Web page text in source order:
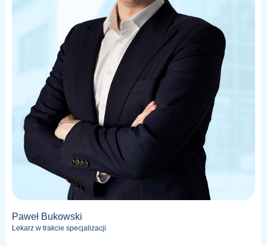
Paweł Bukowski
Lekarz w trakcie specjalizacji